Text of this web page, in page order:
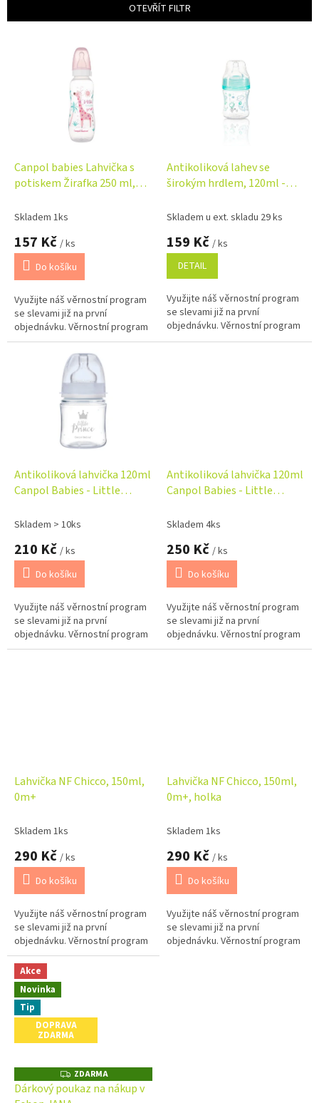
í
OTEVŘÍT FILTR
Canpol babies Lahvička s
potiskem Žirafka 250 ml,
Skladem 1ks
157 Kč / ks
Do košíku
Využijte náš věrnostní program
se slevami již na první
objednávku. Věrnostní program
Antikoliková lahev se
širokým hrdlem, 120ml -
Skladem u ext. skladu 29 ks
159 Kč / ks
DETAIL
Využijte náš věrnostní program
se slevami již na první
objednávku. Věrnostní program
Antikoliková lahvička 120ml
Canpol Babies - Little
Skladem > 10ks
210 Kč / ks
Do košíku
Využijte náš věrnostní program
se slevami již na první
objednávku. Věrnostní program
Antikoliková lahvička 120ml
Canpol Babies - Little
Skladem 4ks
250 Kč / ks
Do košíku
Využijte náš věrnostní program
se slevami již na první
objednávku. Věrnostní program
Lahvička NF Chicco, 150ml,
0m+
Skladem 1ks
290 Kč / ks
Do košíku
Využijte náš věrnostní program
se slevami již na první
objednávku. Věrnostní program
Lahvička NF Chicco, 150ml,
0m+, holka
Skladem 1ks
290 Kč / ks
Do košíku
Využijte náš věrnostní program
se slevami již na první
objednávku. Věrnostní program
Akce
Novinka
Tip
DOPRAVA
ZDARMA
Z
D
A
ZDARMA
Dárkový poukaz na nákup v